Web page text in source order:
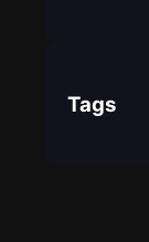
Tags